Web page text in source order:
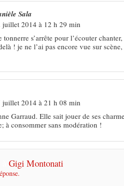
Sala
juillet 2014 à 12 h 29 min
tonnerre s’arrête pour l’écouter
! je ne l’ai pas encore vue sur
juillet 2014 à 21 h 08 min
Garraud. Elle sait jouer de ses
à consommer sans modération !
Gigi Montonati